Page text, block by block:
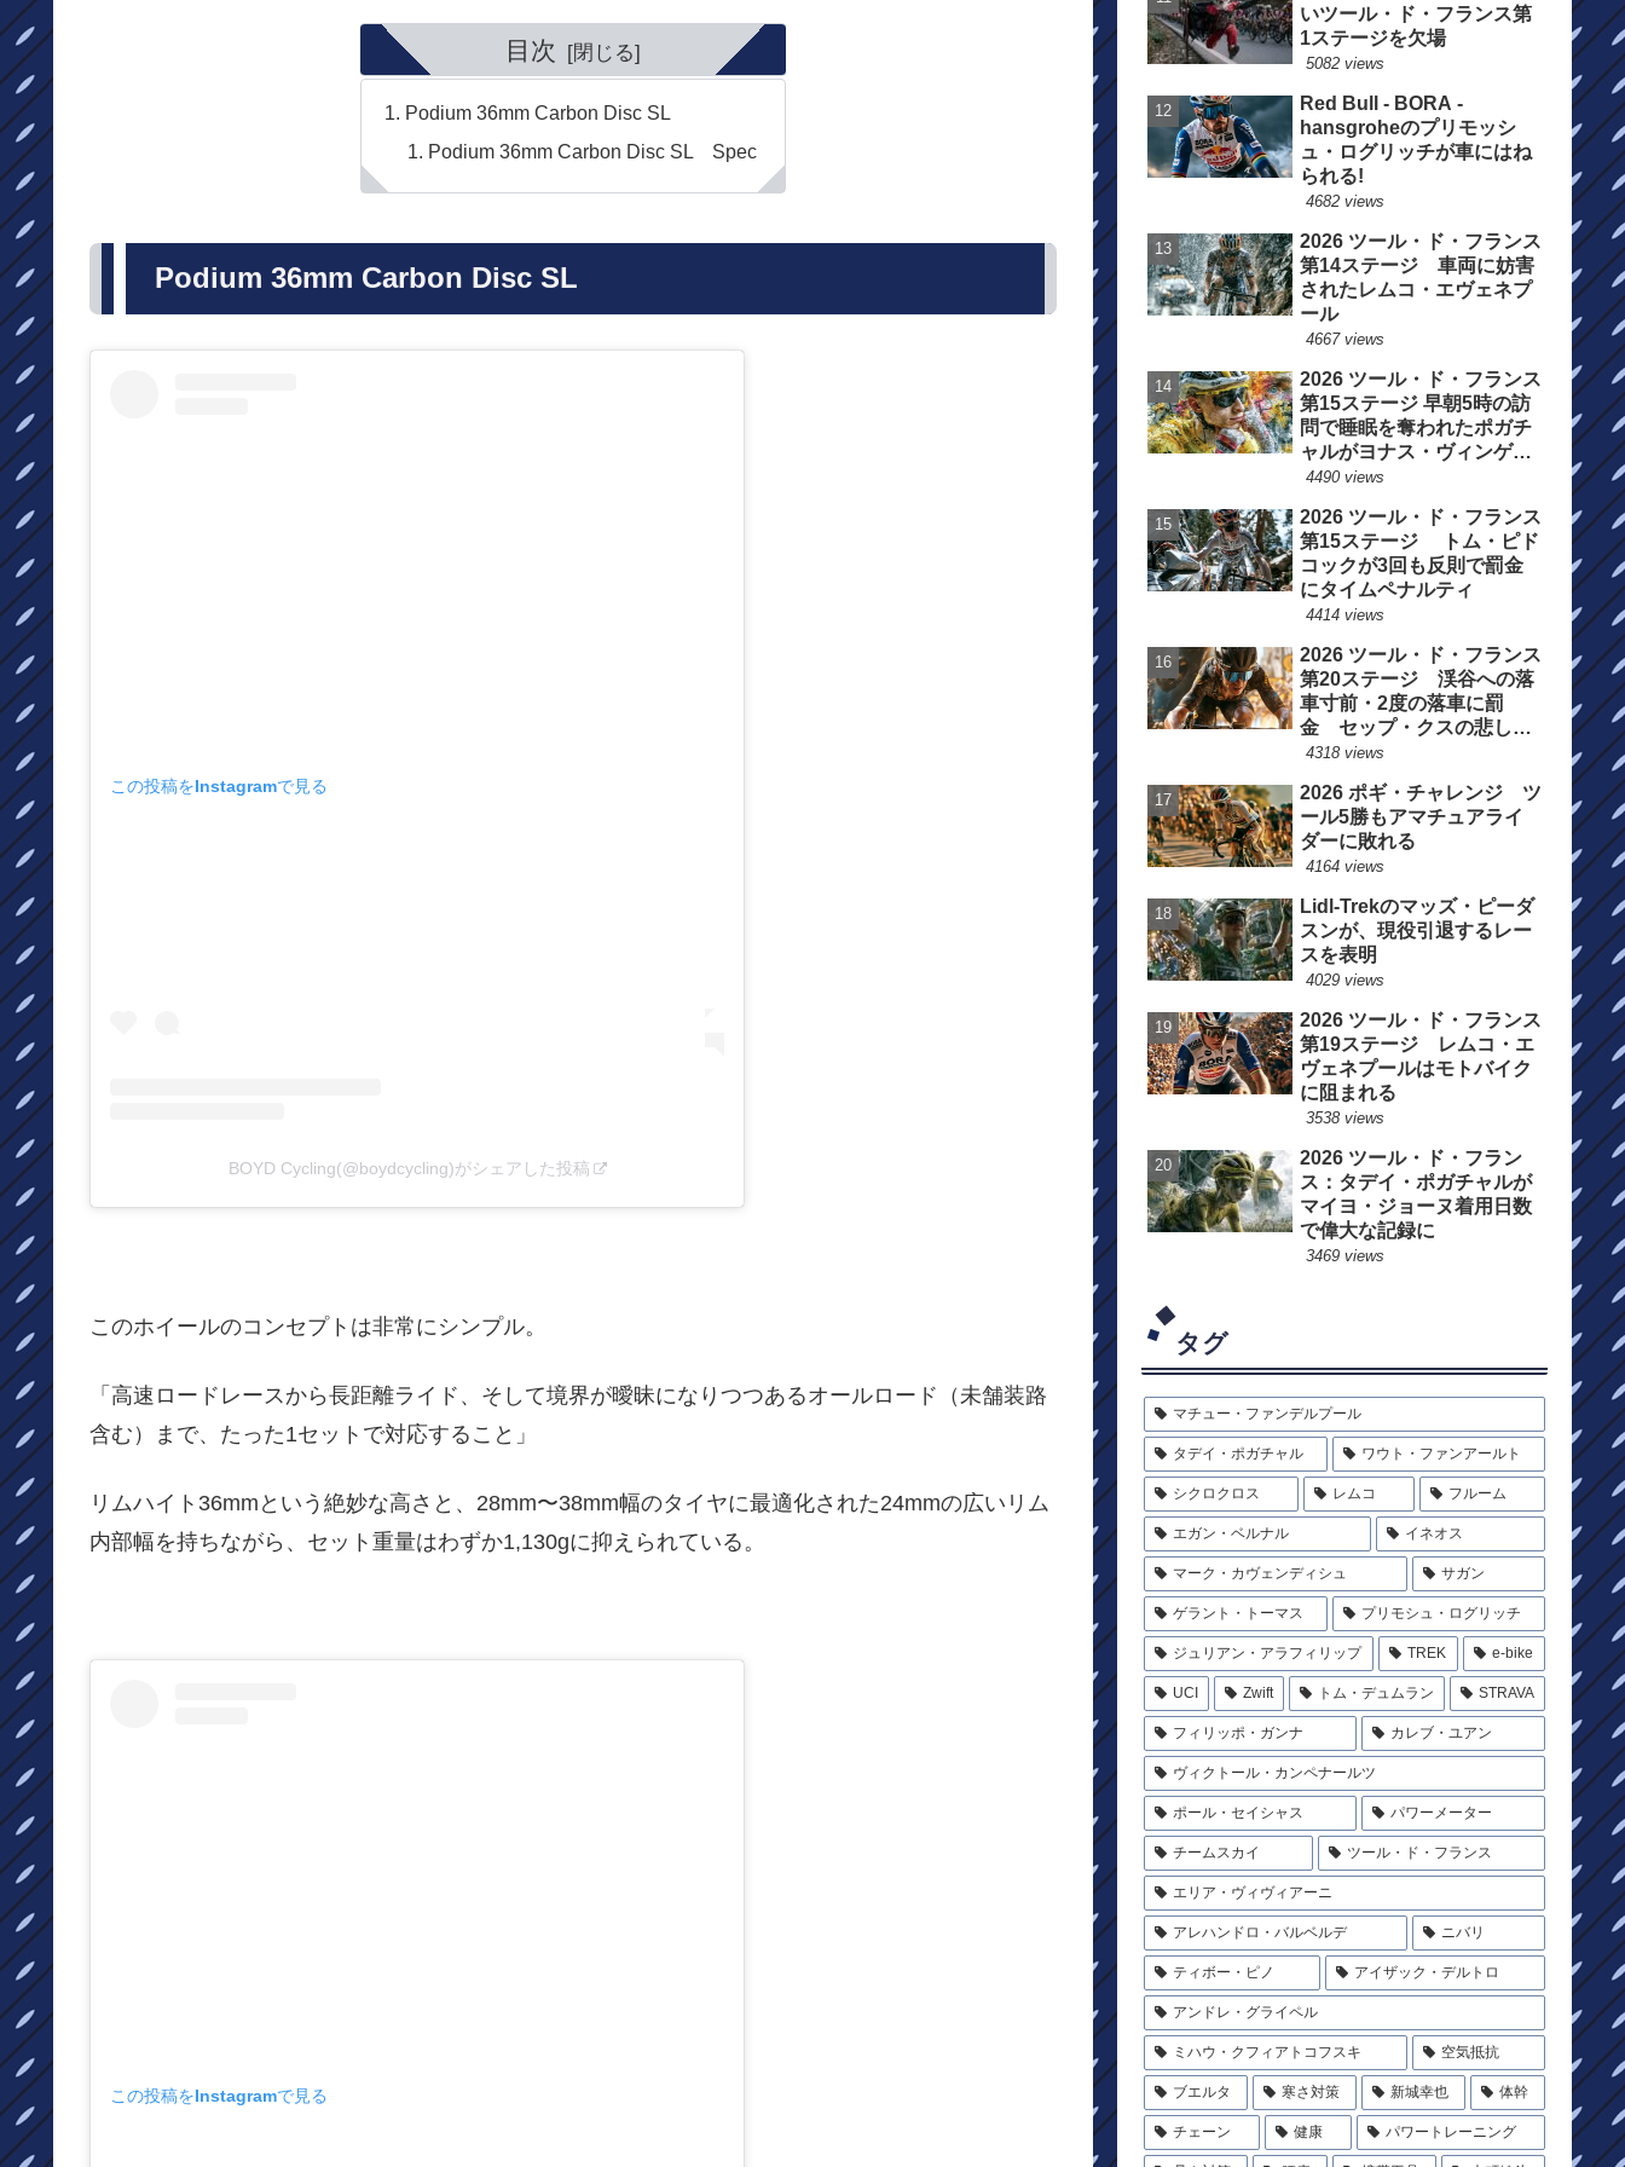
目次
Podium 36mm Carbon Disc SL
Podium 36mm Carbon Disc SL Spec
Podium 36mm Carbon Disc SL
この投稿をInstagramで見る
BOYD Cycling(@boydcycling)がシェアした投稿
このホイールのコンセプトは非常にシンプル。
「高速ロードレースから長距離ライド、そして境界が曖昧になりつつあるオールロード（未舗装路
含む）まで、たった1セットで対応すること」
リムハイト36mmという絶妙な高さと、28mm〜38mm幅のタイヤに最適化された24mmの広いリム
内部幅を持ちながら、セット重量はわずか1,130gに抑えられている。
この投稿をInstagramで見る
いツール・ド・フランス第
1ステージを欠場
5082 views
Red Bull - BORA -
hansgroheのプリモッシ
ュ・ログリッチが車にはね
られる!
4682 views
2026 ツール・ド・フランス
第14ステージ 車両に妨害
されたレムコ・エヴェネプ
ール
4667 views
2026 ツール・ド・フランス
第15ステージ 早朝5時の訪
問で睡眠を奪われたポガチ
ャルがヨナス・ヴィンゲゴ
ーの離脱を惜しむ
4490 views
2026 ツール・ド・フランス
第15ステージ トム・ピド
コックが3回も反則で罰金
にタイムペナルティ
4414 views
2026 ツール・ド・フランス
第20ステージ 渓谷への落
車寸前・2度の落車に罰
金 セップ・クスの悲しい
一日
4318 views
2026 ポギ・チャレンジ ツ
ール5勝もアマチュアライ
ダーに敗れる
4164 views
Lidl-Trekのマッズ・ピーダ
スンが、現役引退するレー
スを表明
4029 views
2026 ツール・ド・フランス
第19ステージ レムコ・エ
ヴェネプールはモトバイク
に阻まれる
3538 views
2026 ツール・ド・フラン
ス：タデイ・ポガチャルが
マイヨ・ジョーヌ着用日数
で偉大な記録に
3469 views
タグ
マチュー・ファンデルプール
タデイ・ポガチャル ワウト・ファンアールト
シクロクロス レムコ フルーム
エガン・ベルナル イネオス
マーク・カヴェンディシュ サガン
ゲラント・トーマス プリモシュ・ログリッチ
ジュリアン・アラフィリップ TREK e-bike
UCI Zwift トム・デュムラン STRAVA
フィリッポ・ガンナ カレブ・ユアン
ヴィクトール・カンペナールツ
ポール・セイシャス パワーメーター
チームスカイ ツール・ド・フランス
エリア・ヴィヴィアーニ
アレハンドロ・バルベルデ ニバリ
ティボー・ピノ アイザック・デルトロ
アンドレ・グライペル
ミハウ・クフィアトコフスキ 空気抵抗
ブエルタ 寒さ対策 新城幸也 体幹
チェーン 健康 パワートレーニング